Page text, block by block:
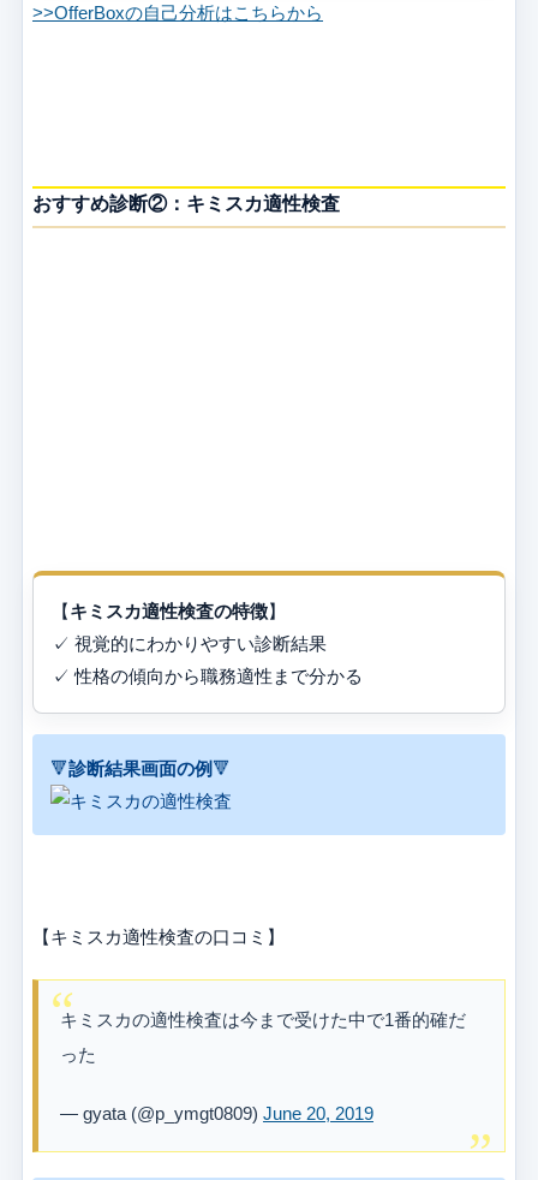
>>OfferBoxの自己分析はこちらから
おすすめ診断②：キミスカ適性検査
【キミスカ適性検査の特徴】
✓ 視覚的にわかりやすい診断結果
✓ 性格の傾向から職務適性まで分かる
🔻診断結果画面の例 🔻
【キミスカ適性検査の口コミ】
キミスカの適性検査は今まで受けた中で1番的確だ
った
— gyata (@p_ymgt0809) June 20, 2019